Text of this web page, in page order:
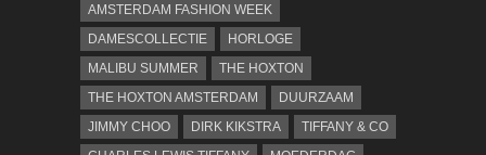
AMSTERDAM FASHION WEEK
DAMESCOLLECTIE
HORLOGE
MALIBU SUMMER
THE HOXTON
THE HOXTON AMSTERDAM
DUURZAAM
JIMMY CHOO
DIRK KIKSTRA
TIFFANY & CO